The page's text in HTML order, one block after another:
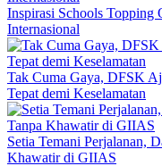
Inspirasi Schools Topping
Internasional
Tak Cuma Gaya, DFSK
Tepat demi Keselamatan
Setia Temani Perjalanan,
Khawatir di GIIAS